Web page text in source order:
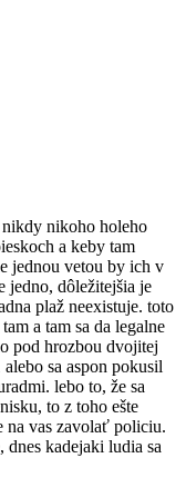
nikoho holeho
a keby tam
jednou vetou by ich v
jedno, dôležitejšia je
plaž neexistuje. toto
a tam sa da legalne
pod hrozbou dvojitej
sa aspon pokusil
lebo to, že sa
to z toho ešte
na vas zavolať policiu.
dnes kadejaki ludia sa